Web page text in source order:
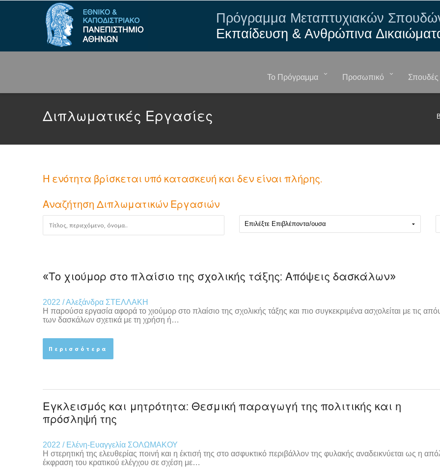
Πρόγραμμα Μεταπτυχιακών
Εκπαίδευση & Ανθρώπινα
Σπουδές
Προσωπικό
Το Πρόγραμμα
Διπλωματικές Εργασίες
Η ενότητα βρίσκεται υπό κατασκευή και δεν είναι πλήρης.
Αναζήτηση Διπλωματικών Εργασιών
«Το χιούμορ στο πλαίσιο της σχολικής τάξης: Απόψεις δασκάλων»
2022 / Αλεξάνδρα ΣΤΕΛΛΑΚΗ
Η παρούσα εργασία αφορά το χιούμορ στο πλαίσιο της σχολικής τάξης και πιο συγκεκριμένα ασχολείται με τις
των δασκάλων σχετικά με τη χρήση ή…
Περισσότερα
Εγκλεισμός και μητρότητα: Θεσμική παραγωγή της πολιτικής και η
πρόσληψή της
2022 / Ελένη-Ευαγγελία ΣΟΛΩΜΑΚΟΥ
Η στερητική της ελευθερίας ποινή και η έκτισή της στο ασφυκτικό περιβάλλον της φυλακής αναδεικνύεται ως η
έκφραση του κρατικού ελέγχου σε σχέση με…